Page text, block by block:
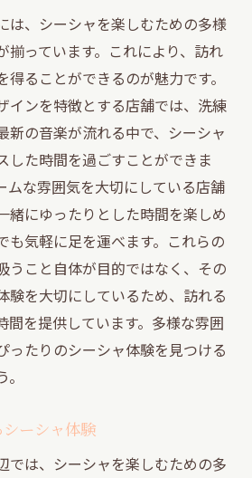
は、シーシャを楽しむための多様
揃っています。これにより、訪れ
ることができるのが魅力です。
インを特徴とする店舗では、洗練
新の音楽が流れる中で、シーシャ
した時間を過ごすことができま
ムな雰囲気を大切にしている店舗
緒にゆったりとした時間を楽しめ
も気軽に足を運べます。これらの
うこと自体が目的ではなく、その
験を大切にしているため、訪れる
間を提供しています。多様な雰囲
ったりのシーシャ体験を見つける
ーシャ体験
では、シーシャを楽しむための多